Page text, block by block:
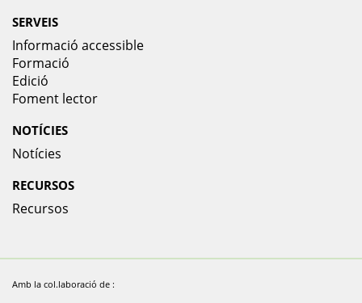
SERVEIS
Informació accessible
Formació
Edició
Foment lector
NOTÍCIES
Notícies
RECURSOS
Recursos
Amb la col.laboració de :